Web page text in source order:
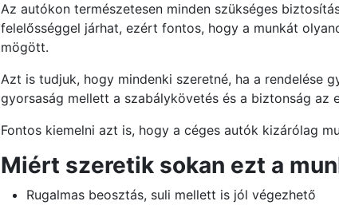
Az autókon természetesen minden szükséges
felelősséggel járhat, ezért fontos, hogy a munkát
mögött.
Azt is tudjuk, hogy mindenki szeretné, ha a rendelése
gyorsaság mellett a szabálykövetés és a biztonság az
Fontos kiemelni azt is, hogy a céges autók kizárólag
Miért szeretik sokan ezt a
Rugalmas beosztás, suli mellett is jól végezhető